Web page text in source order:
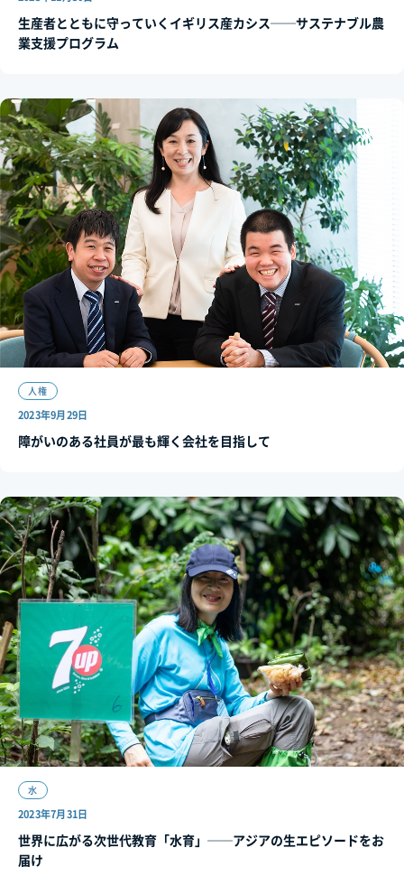
生産者とともに守っていくイギリス産カシス──サステナブル農
業支援プログラム
人権
2023年9月29日
障がいのある社員が最も輝く会社を目指して
水
2023年7月31日
世界に広がる次世代教育「水育」──アジアの生エピソードをお
届け